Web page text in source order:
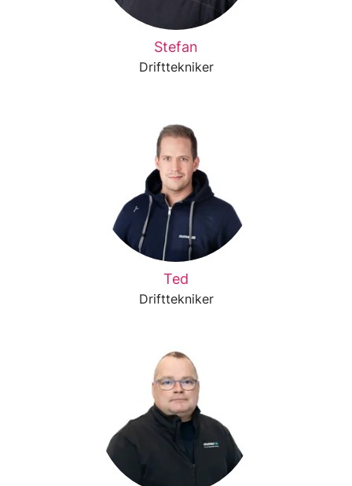
Stefan
Drifttekniker
Ted
Drifttekniker